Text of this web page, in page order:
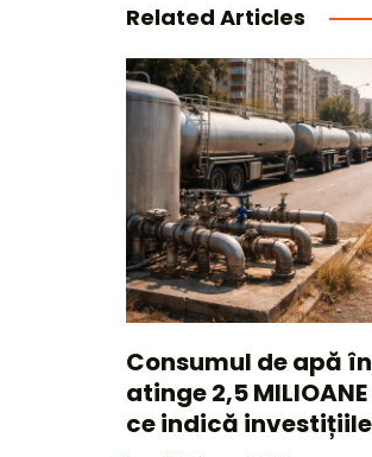
Related Articles
Consumul de apă
atinge 2,5
ce indică